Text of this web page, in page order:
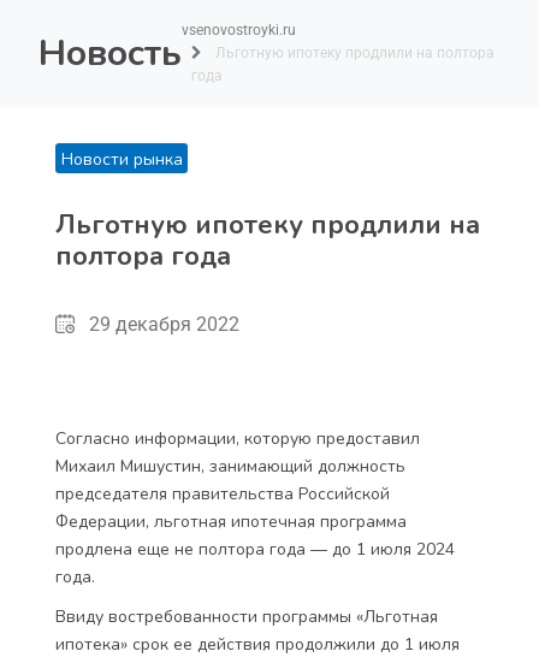
Новостьvsenovostroyki.ru
Льготную ипотеку продлили на полтора
года
Новости рынка
Льготную ипотеку продлили на
полтора года
29 декабря 2022
Согласно информации, которую предоставил
Михаил Мишустин, занимающий должность
председателя правительства Российской
Федерации, льготная ипотечная программа
продлена еще не полтора года — до 1 июля 2024
года.
Ввиду востребованности программы «Льготная
ипотека» срок ее действия продолжили до 1 июля